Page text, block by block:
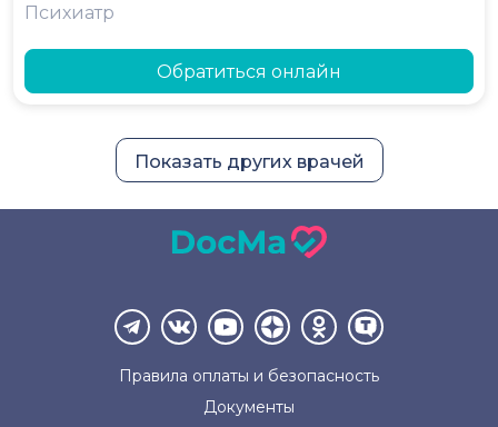
Психиатр
Обратиться онлайн
Показать других врачей
Правила оплаты и безопасность
Документы